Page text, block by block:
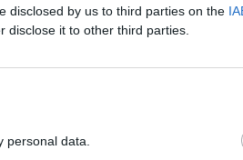
disclosed by us to third parties on the
disclose it to other third parties.
personal data.